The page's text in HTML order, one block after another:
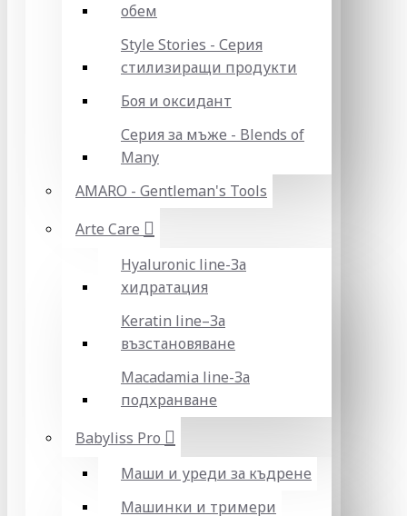
обем
Style Stories - Серия
стилизиращи продукти
Боя и оксидант
Серия за мъже - Blends of
Many
AMARO - Gentleman's Tools
Arte Care
Hyaluronic line-За
хидратация
Keratin line–За
възстановяване
Macadamia line-За
подхранване
Babyliss Pro
Маши и уреди за къдрене
Машинки и тримери